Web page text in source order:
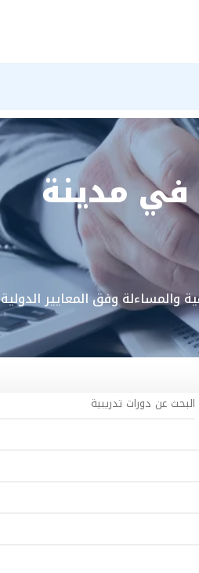
في مدينة
وفق المعايير الدولية